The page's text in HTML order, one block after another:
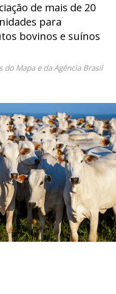
de mais de 20
para
bovinos e suínos
do Mapa e da Agência Brasil